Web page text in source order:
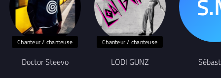
Chanteur / chanteuse
Doctor Steevo
Chanteur / chanteuse
LODI GUNZ